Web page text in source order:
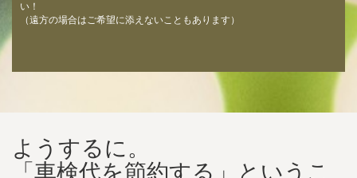
い！
（遠方の場合はご希望に添えないこともあります）
ようするに。
「車検代を節約する」というこ